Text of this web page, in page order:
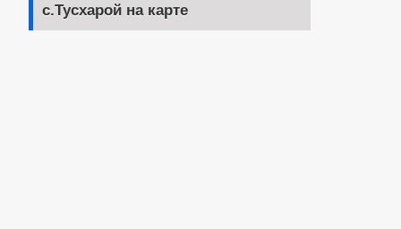
с.Тусхарой на карте